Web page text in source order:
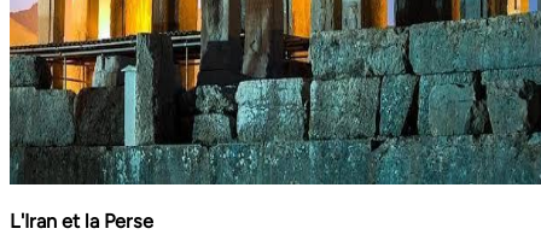
L'Iran et la Perse